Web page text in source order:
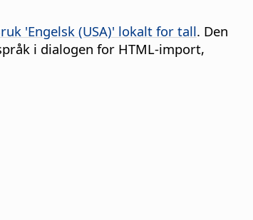
'Engelsk (USA)' lokalt for tall. Den
i dialogen for HTML-import,